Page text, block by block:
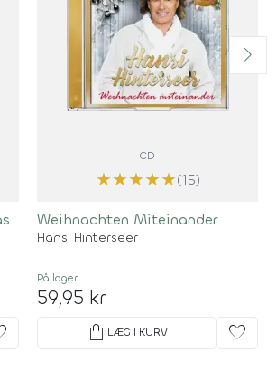
CD
★★★★★(15)
Weihnachten Miteinander
Hansi Hinterseer
På lager
59,95 kr
shopping_bag LÆG I KURV favorite